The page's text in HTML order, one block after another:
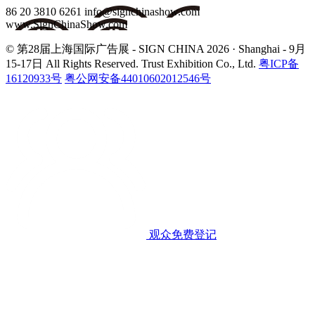
86 20 3810 6261 info@signchinashow.com
www.SignChinaShow.com
© 第28届上海国际广告展 - SIGN CHINA 2026 · Shanghai - 9月
15-17日 All Rights Reserved. Trust Exhibition Co., Ltd. 粤ICP备
16120933号 粤公网安备44010602012546号
观众免费登记